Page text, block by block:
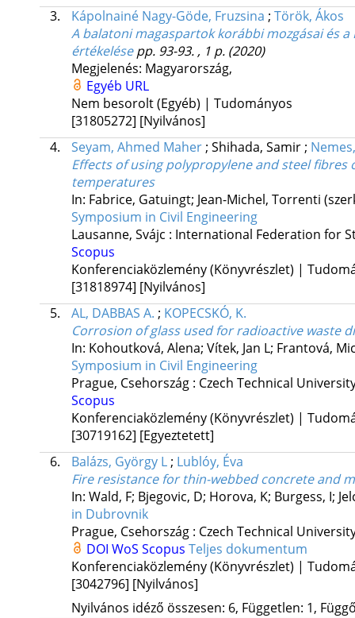
3.
Kápolnainé Nagy-Göde, Fruzsina ; Török, Ákos
A balatoni magaspartok korábbi mozgásai és
értékelése pp. 93-93. , 1 p. (2020)
Megjelenés: Magyarország,
Egyéb URL
Nem besorolt (Egyéb) | Tudományos
[31805272] [Nyilvános]
4.
Seyam, Ahmed Maher; Shihada, Samir;
Effects of using polypropylene and steel
temperatures
In: Fabrice, Gatuingt; Jean-Michel, Torrenti
Symposium in Civil Engineering
Lausanne, Svájc : International Federation for
Scopus
Konferenciaközlemény (Könyvrészlet) |
[31818974] [Nyilvános]
5.
AL, DABBAS A. ; KOPECSKÓ, K.
Corrosion of glass used for radioactive waste
In: Kohoutková, Alena; Vítek, Jan L; Frantová,
Symposium in Civil Engineering
Prague, Csehország : Czech Technical
Scopus
Konferenciaközlemény (Könyvrészlet) |
[30719162] [Egyeztetett]
6.
Balázs, György L; Lublóy, Éva
Fire resistance for thin-webbed concrete and
In: Wald, F; Bjegovic, D; Horova, K; Burgess, I;
in Dubrovnik
Prague, Csehország : Czech Technical
DOI WoS Scopus Teljes dokumentum
Konferenciaközlemény (Könyvrészlet) |
[3042796] [Nyilvános]
Nyilvános idéző összesen: 6, Független: 1,